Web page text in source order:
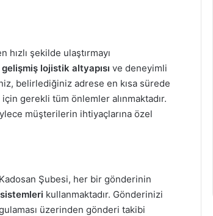
hızlı şekilde ulaştırmayı
gelişmiş lojistik altyapısı ve deneyimli
belirlediğiniz adrese en kısa sürede
gerekli tüm önlemler alınmaktadır.
müşterilerin ihtiyaçlarına özel
Şubesi, her bir gönderinin
kullanmaktadır. Gönderinizi
üzerinden gönderi takibi